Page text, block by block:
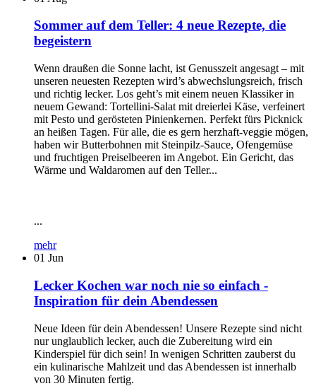
Sommer auf dem Teller: 4 neue Rezepte, die
begeistern
Wenn draußen die Sonne lacht, ist Genusszeit angesagt – mit
unseren neuesten Rezepten wird’s abwechslungsreich, frisch
und richtig lecker. Los geht’s mit einem neuen Klassiker in
neuem Gewand: Tortellini-Salat mit dreierlei Käse, verfeinert
mit Pesto und gerösteten Pinienkernen. Perfekt fürs Picknick
an heißen Tagen. Für alle, die es gern herzhaft-veggie mögen,
haben wir Butterbohnen mit Steinpilz-Sauce, Ofengemüse
und fruchtigen Preiselbeeren im Angebot. Ein Gericht, das
Wärme und Waldaromen auf den Teller...
...
mehr
01 Jun
Lecker Kochen war noch nie so einfach -
Inspiration für dein Abendessen
Neue Ideen für dein Abendessen! Unsere Rezepte sind nicht
nur unglaublich lecker, auch die Zubereitung wird ein
Kinderspiel für dich sein! In wenigen Schritten zauberst du
ein kulinarische Mahlzeit und das Abendessen ist innerhalb
von 30 Minuten fertig.